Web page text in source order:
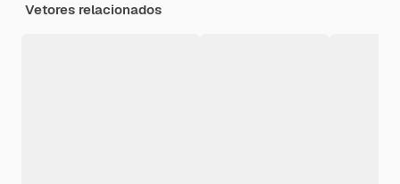
Vetores relacionados